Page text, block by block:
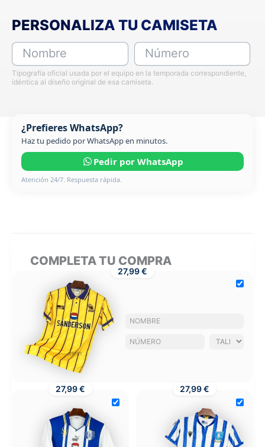
PERSONALIZA TU CAMISETA
Nombre Número
Tipografía oficial usada por el equipo en la temporada correspondiente,
idéntica al diseño original de esa camiseta.
¿Prefieres WhatsApp?
Haz tu pedido por WhatsApp en minutos.
Pedir por WhatsApp
Atención 24/7. Respuesta rápida.
COMPLETA TU COMPRA
27,99 €
27,99 € 27,99 €